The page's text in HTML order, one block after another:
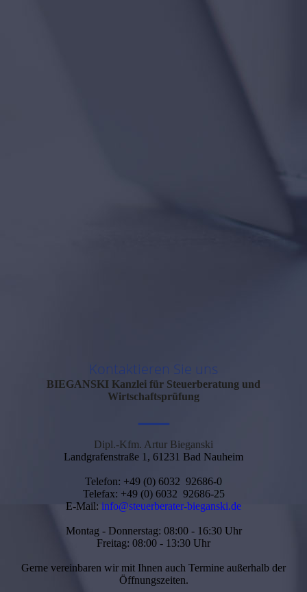
Kontaktieren Sie uns
BIEGANSKI Kanzlei für Steuerberatung und
Wirtschaftsprüfung
—
Dipl.-Kfm. Artur Bieganski
Landgrafenstraße 1, 61231 Bad Nauheim
Telefon: +49 (0) 6032 92686-0
Telefax: +49 (0) 6032 92686-25
E-Mail: info@steuerberater-bieganski.de
Montag - Donnerstag: 08:00 - 16:30 Uhr
Freitag: 08:00 - 13:30 Uhr
Gerne vereinbaren wir mit Ihnen auch Termine außerhalb der
Öffnungszeiten.